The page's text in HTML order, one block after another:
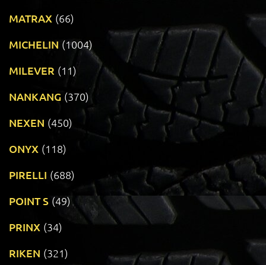
MATRAX (66)
MICHELIN (1004)
MILEVER (11)
NANKANG (370)
NEXEN (450)
ONYX (118)
PIRELLI (688)
POINT S (49)
PRINX (34)
RIKEN (321)